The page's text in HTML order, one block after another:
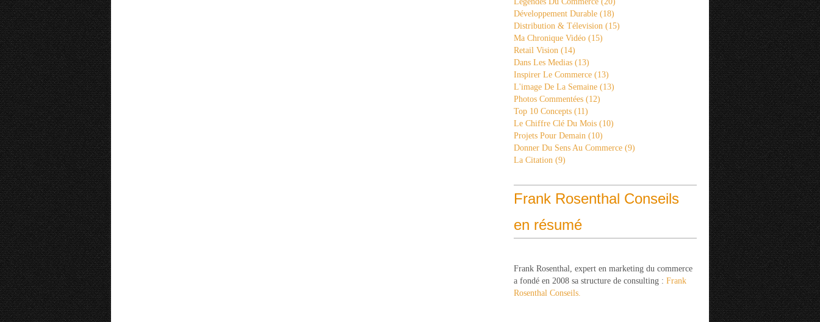
Développement Durable (18)
Distribution & Télevision (15)
Ma Chronique Vidéo (15)
Retail Vision (14)
Dans Les Medias (13)
Inspirer Le Commerce (13)
L'image De La Semaine (13)
Photos Commentées (12)
Top 10 Concepts (11)
Le Chiffre Clé Du Mois (10)
Projets Pour Demain (10)
Donner Du Sens Au Commerce (9)
La Citation (9)
Frank Rosenthal Conseils
en résumé
Frank Rosenthal, expert en marketing du commerce
a fondé en 2008 sa structure de consulting : Frank
Rosenthal Conseils.